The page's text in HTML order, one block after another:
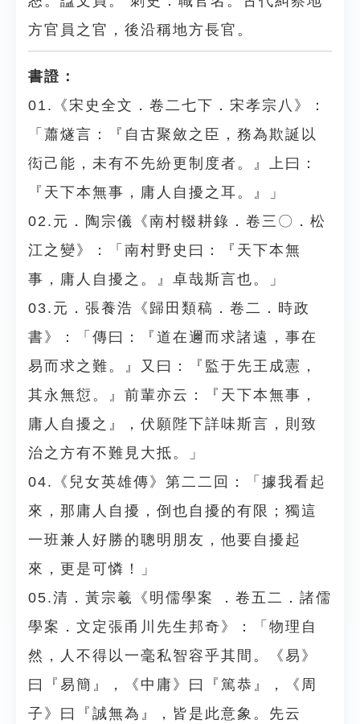
方官員之官，後沿稱地方長官。
書證：
01.《宋史全文．卷二七下．宋孝宗八》：
「蕭燧言：『自古聚斂之臣，務為欺誕以
衒己能，未有不先紛更制度者。』上曰：
『天下本無事，庸人自擾之耳。』」
02.元．陶宗儀《南村輟耕錄．卷三〇．松
江之變》：「南村野史曰：『天下本無
事，庸人自擾之。』卓哉斯言也。」
03.元．張養浩《歸田類稿．卷二．時政
書》：「傳曰：『道在邇而求諸遠，事在
易而求之難。』又曰：『監于先王成憲，
其永無愆。』前輩亦云：『天下本無事，
庸人自擾之』，伏願陛下詳味斯言，則致
治之方有不難見大抵。」
04.《兒女英雄傳》第二二回：「據我看起
來，那庸人自擾，倒也自擾的有限；獨這
一班兼人好勝的聰明朋友，他要自擾起
來，更是可憐！」
05.清．黃宗羲《明儒學案 ．卷五二．諸儒
學案．文定張甬川先生邦奇》：「物理自
然，人不得以一毫私智容乎其間。《易》
曰『易簡』，《中庸》曰『篤恭』，《周
子》曰『誠無為』，皆是此意象。先云